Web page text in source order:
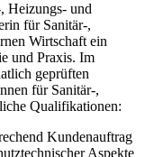
Heizungs- und
für Sanitär-,
Wirtschaft ein
und Praxis. Im
geprüften
für Sanitär-,
Qualifikationen:
Kundenauftrag
Aspekte